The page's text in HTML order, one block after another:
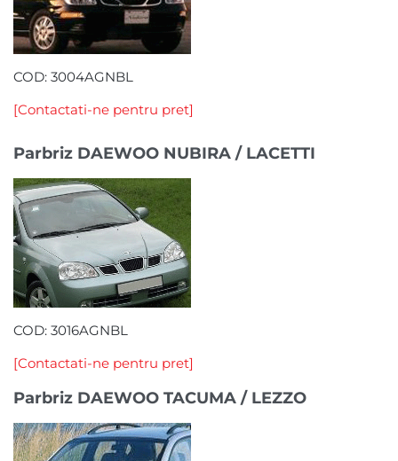
COD: 3004AGNBL
[Contactati-ne pentru pret]
Parbriz DAEWOO NUBIRA / LACETTI
COD: 3016AGNBL
[Contactati-ne pentru pret]
Parbriz DAEWOO TACUMA / LEZZO